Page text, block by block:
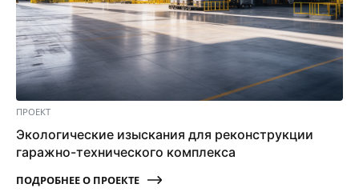
ПРОЕКТ
Экологические изыскания для реконструкции
гаражно-технического комплекса
ПОДРОБНЕЕ О ПРОЕКТЕ